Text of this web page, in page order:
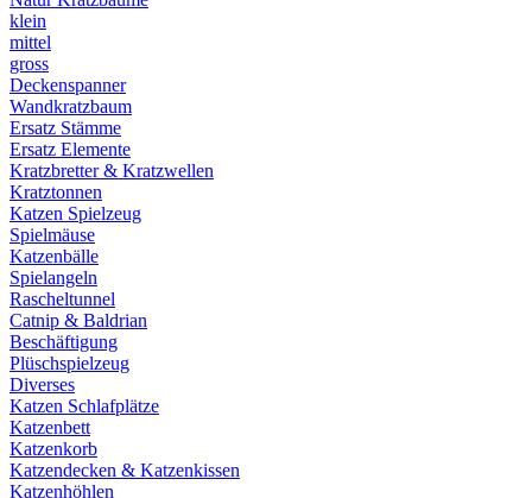
klein
mittel
gross
Deckenspanner
Wandkratzbaum
Ersatz Stämme
Ersatz Elemente
Kratzbretter & Kratzwellen
Kratztonnen
Katzen Spielzeug
Spielmäuse
Katzenbälle
Spielangeln
Rascheltunnel
Catnip & Baldrian
Beschäftigung
Plüschspielzeug
Diverses
Katzen Schlafplätze
Katzenbett
Katzenkorb
Katzendecken & Katzenkissen
Katzenhöhlen